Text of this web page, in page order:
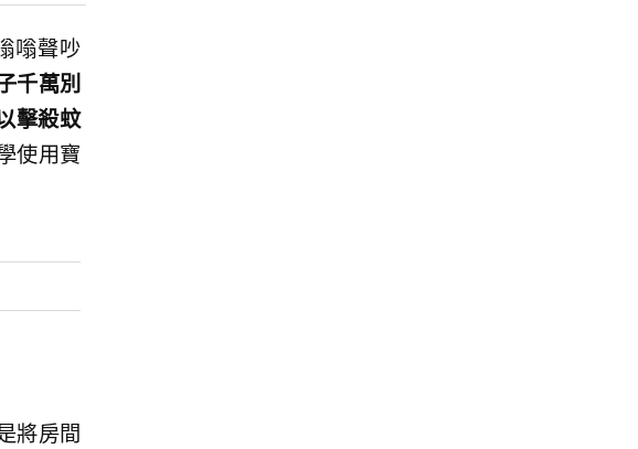
嗡聲吵
千萬別
擊殺蚊
使用寶
將房間